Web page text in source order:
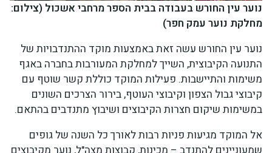
נוער עין החורש בעבודה בבית הספר מרחבי אשכול (צילום:
מחלקת נוער עמק חפר)
נוער עין החורש עשה זאת באמצעות מוקד ההתנדבויות של
התנועה הקיבוצית, השייך למחלקת המעורבות בחברה באגף
משימות והתיישבות. פעילות המוקד כוללת קשר שוטף עם
קיבוצי גבול הצפון וקיבוצי העוטף, בירור הצרכים השונים
במשימות שיקום חצרות הקיבוצים ושיבוץ מתנדבים בהתאם.
אל המוקד מגיעות פניות רבות לאורך כל השנה של גופים